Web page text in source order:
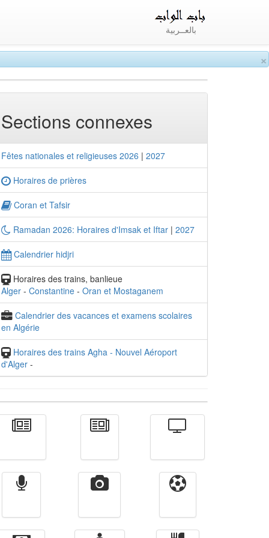
×
بالعــربية
Sections connexes
Fêtes nationales et religieuses 2026 | 2027
Horaires de prières
Coran et Tafsir
Ramadan 2026: Horaires d'Imsak et Iftar | 2027
Calendrier hidjri
Horaires des trains, banlieue
Alger - Constantine - Oran et Mostaganem
Calendrier des vacances et examens scolaires
en Algérie
Horaires des trains Agha - Nouvel Aéroport
d'Alger -